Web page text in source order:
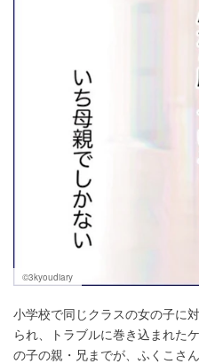
©3kyoudiary
小学校で同じクラスの女の子に
られ、トラブルに巻き込まれた
の子の親・兄までが、ふくこさ